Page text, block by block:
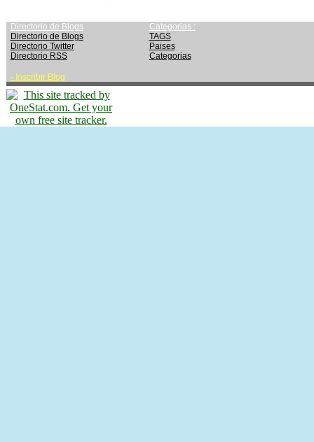
Directorio de Blogs
Directorio de Blogs
Directorio Twitter
Directorio RSS
- Inscribir Blog
Categorias :
TAGS
Paises
Categorias